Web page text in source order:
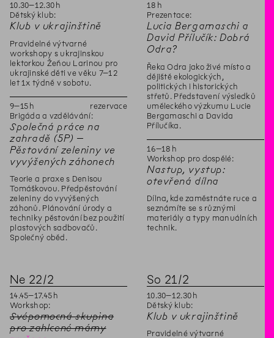
10.30–12.30 h
Dětský klub:
Klub v ukrajinštině
Pravidelné výtvarné
workshopy s ukrajinskou
lektorkou Žeňou Larinou pro
ukrajinské děti ve věku 7–12
let 1x týdně v sobotu.
9–15 h
rezervace
Brigáda a vzdělávání:
Společná práce na
zahradě (5P) –
Pěstování zeleniny ve
vyvýšených záhonech
Teorie a praxe s Denisou
Tomáškovou. Předpěstování
zeleniny do vyvýšených
záhonů. Plánování úrody a
techniky pěstování bez použití
plastových sadbovačů.
Společný oběd.
18 h
Prezentace:
Lucia Bergamaschi a
David Přílučík: Dobrá
Odra?
Řeka Odra jako živé místo a
dějiště ekologických,
politických i historických
střetů. Představení výsledků
uměleckého výzkumu Lucie
Bergamaschi a Davida
Přílučíka.
16–18 h
Workshop pro dospělé:
Nastup, vystup:
otevřená dílna
Dílna, kde zaměstnáte ruce a
seznámíte se s různými
materiály a typy manuálních
technik.
Ne 22/2
14.45–17.45 h
Workshop:
Svépomocná skupina
pro zahlcené mámy
So 21 /2
10.30–12.30 h
Dětský klub:
Klub v ukrajinštině
Pravidelné výtvarné